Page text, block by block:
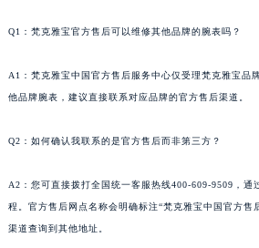
Q1：梵克雅宝官方售后可以维修其他品牌的腕表吗？
A1：梵克雅宝中国官方售后服务中心仅受理梵克雅宝品
他品牌腕表，建议直接联系对应品牌的官方售后渠道。
Q2：如何确认我联系的是官方售后而非第三方？
A2：您可直接拨打全国统一客服热线400-609-9509，通
程。官方售后网点名称会明确标注“梵克雅宝中国官方售
渠道查询到其他地址。